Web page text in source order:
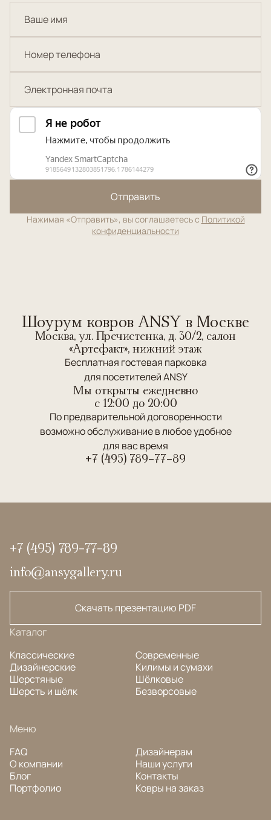
Отправить
Нажимая «Отправить», вы соглашаетесь с Политикой
конфиденциальности
Шоурум ковров ANSY в Москве
Москва, ул. Пречистенка, д. 30/2, салон
«Артефакт», нижний этаж
Бесплатная гостевая парковка
для посетителей ANSY
Мы открыты ежедневно
c 12:00 до 20:00
По предварительной договоренности
возможно обслуживание в любое удобное
для вас время
+7 (495) 789-77-89
+7 (495) 789-77-89
info@ansygallery.ru
Скачать презентацию PDF
Каталог
Классические
Дизайнерские
Шерстяные
Шерсть и шёлк
Современные
Килимы и сумахи
Шёлковые
Безворсовые
Меню
FAQ
О компании
Блог
Портфолио
Дизайнерам
Наши услуги
Контакты
Ковры на заказ